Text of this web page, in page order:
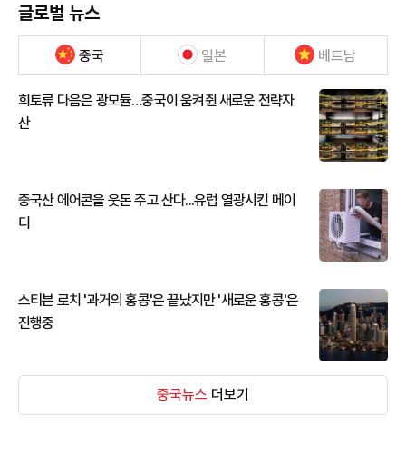
글로벌 뉴스
중국 일본 베트남
희토류 다음은 광모듈…중국이 움켜쥔 새로운 전략자
산
중국산 에어콘을 웃돈 주고 산다...유럽 열광시킨 메이
디
스티븐 로치 '과거의 홍콩'은 끝났지만 '새로운 홍콩'은
진행중
중국뉴스 더보기